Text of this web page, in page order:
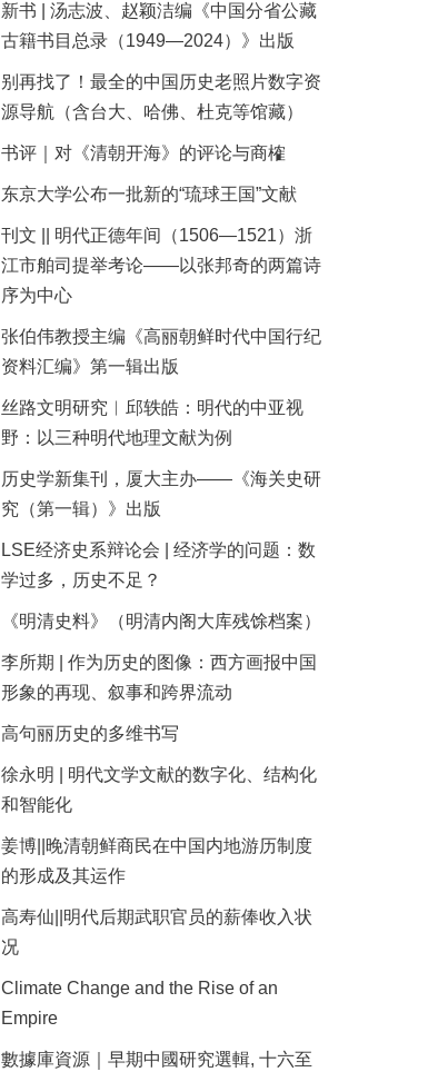
新书 | 汤志波、赵颖洁编《中国分省公藏
古籍书目总录（1949—2024）》出版
别再找了！最全的中国历史老照片数字资
源导航（含台大、哈佛、杜克等馆藏）
书评｜对《清朝开海》的评论与商榷
东京大学公布一批新的“琉球王国”文献
刊文 || 明代正德年间（1506—1521）浙
江市舶司提举考论——以张邦奇的两篇诗
序为中心
张伯伟教授主编《高丽朝鲜时代中国行纪
资料汇编》第一辑出版
丝路文明研究︱邱轶皓：明代的中亚视
野：以三种明代地理文献为例
历史学新集刊，厦大主办——《海关史研
究（第一辑）》出版
LSE经济史系辩论会 | 经济学的问题：数
学过多，历史不足？
《明清史料》（明清内阁大库残馀档案）
李所期 | 作为历史的图像：西方画报中国
形象的再现、叙事和跨界流动
高句丽历史的多维书写
徐永明 | 明代文学文献的数字化、结构化
和智能化
姜博||晚清朝鲜商民在中国内地游历制度
的形成及其运作
高寿仙||明代后期武职官员的薪俸收入状
况
Climate Change and the Rise of an
Empire
數據庫資源｜早期中國研究選輯, 十六至